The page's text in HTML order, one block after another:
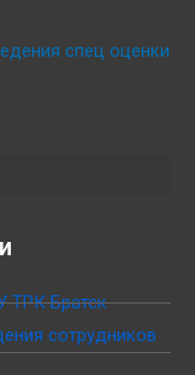
спец оценки
ТРК Братск
сотрудников